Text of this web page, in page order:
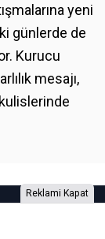
yeni
günlerde de
Kurucu
mesajı,
Reklami Kapat